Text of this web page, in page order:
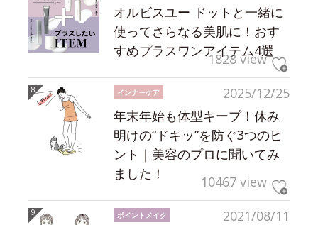
オルビスユー ドットと一緒に
使ってさらなる美肌に！おす
すめプラスワンアイテム4選
1828 view
2025/12/25
インナーケア
年末年始も体型キープ！休み
明けの“ドキッ”を防ぐ3つのヒ
ント｜美容のプロに聞いてみ
ました！
10467 view
2021/08/11
ポイントメイク